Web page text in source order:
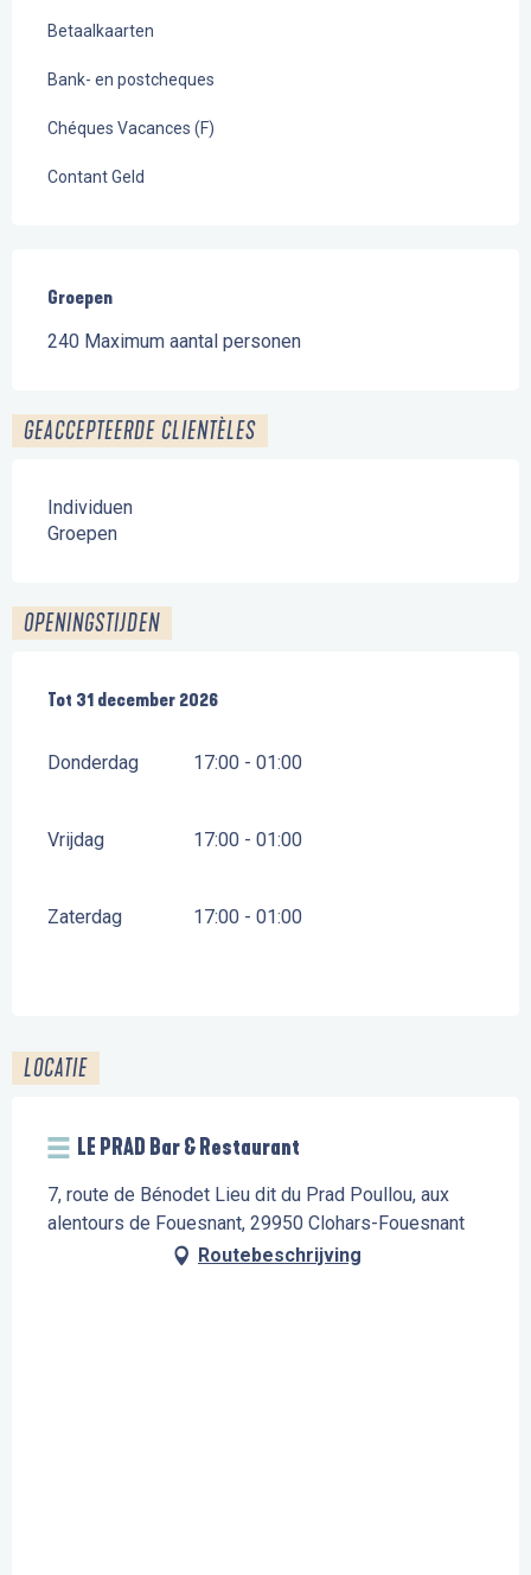
Betaalkaarten
Bank- en postcheques
Chéques Vacances (F)
Contant Geld
Groepen
Groepen
240 Maximum aantal personen
GEACCEPTEERDE CLIENTÈLES
Individuen
Groepen
OPENINGSTIJDEN
Vanaf 5 maart 2026tot
Tot 31 december 2026
Donderdag 17:00 - 01:00
Vrijdag 17:00 - 01:00
Zaterdag 17:00 - 01:00
LOCATIE
LE PRAD Bar & Restaurant
7, route de Bénodet Lieu dit du Prad Poullou, aux
alentours de Fouesnant, 29950 Clohars-Fouesnant
Routebeschrijving